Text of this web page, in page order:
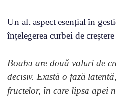
Un alt aspect esențial în
înțelegerea curbei de
Boaba are două valuri de
decisiv. Există o fază
fructelor, în care lipsa apei